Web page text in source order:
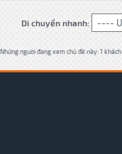
Di chuyển nhanh:
Những người đang xem chủ đề này: 1 khách